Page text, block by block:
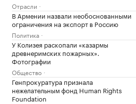
Отрасли
В Армении назвали необоснованными
ограничения на экспорт в Россию
Политика
У Колизея раскопали «казармы
древнеримских пожарных».
Фотографии
Общество
Генпрокуратура признала
нежелательным фонд Human Rights
Foundation